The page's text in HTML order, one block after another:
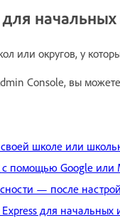
или округов, у
Console, вы
школе или
с помощью Google или
— после
для